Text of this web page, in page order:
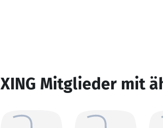
XING Mitglieder mit